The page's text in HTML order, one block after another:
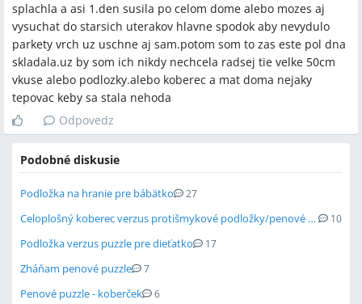
splachla a asi 1.den susila po celom dome alebo mozes aj
vysuchat do starsich uterakov hlavne spodok aby nevydulo
parkety vrch uz uschne aj sam.potom som to zas este pol dna
skladala.uz by som ich nikdy nechcela radsej tie velke 50cm
vkuse alebo podlozky.alebo koberec a mat doma nejaky
tepovac keby sa stala nehoda
Odpovedz
Podobné diskusie
Podložka na hranie pre bábätko 27
Celoplošný koberec verzus protišmykové podložky/penové puzzle do detskej izby 10
Podložka verzus puzzle pre dieťatko 17
Zháňam penové puzzle 7
Penové puzzle - koberček 6